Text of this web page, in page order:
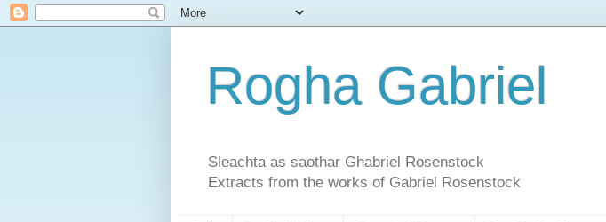
Rogha Gabriel
Sleachta as saothar Ghabriel Rosenstock
Extracts from the works of Gabriel Rosenstock